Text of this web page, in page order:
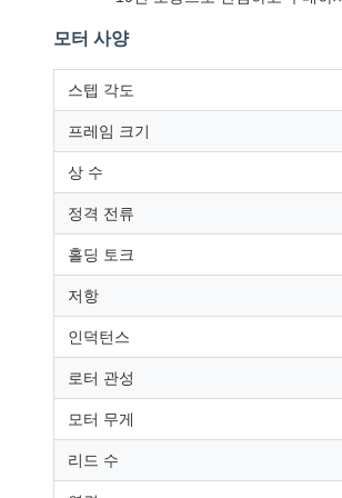
모터 사양
스텝 각도
프레임 크기
상 수
정격 전류
홀딩 토크
저항
인덕턴스
로터 관성
모터 무게
리드 수